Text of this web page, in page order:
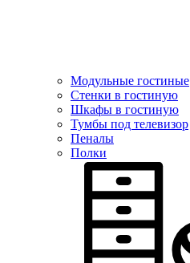
Модульные гостиные
Стенки в гостиную
Шкафы в гостиную
Тумбы под телевизор
Пеналы
Полки